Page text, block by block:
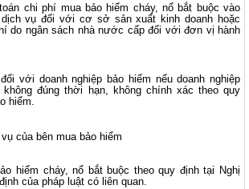
chi phí mua bảo hiểm cháy, nổ bắt buộc vào
dịch vụ đối với cơ sở sản xuất kinh doanh hoặc
do ngân sách nhà nước cấp đối với đơn vị hành
với doanh nghiệp bảo hiểm nếu doanh nghiệp
không đúng thời hạn, không chính xác theo quy
hiểm.
của bên mua bảo hiểm
hiểm cháy, nổ bắt buộc theo quy định tại Nghị
của pháp luật có liên quan.